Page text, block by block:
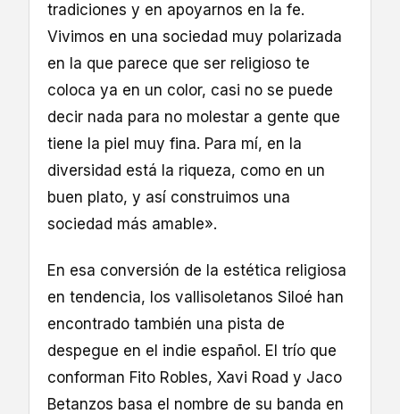
tradiciones y en apoyarnos en la fe.
Vivimos en una sociedad muy polarizada
en la que parece que ser religioso te
coloca ya en un color, casi no se puede
decir nada para no molestar a gente que
tiene la piel muy fina. Para mí, en la
diversidad está la riqueza, como en un
buen plato, y así construimos una
sociedad más amable».
En esa conversión de la estética religiosa
en tendencia, los vallisoletanos Siloé han
encontrado también una pista de
despegue en el indie español. El trío que
conforman Fito Robles, Xavi Road y Jaco
Betanzos basa el nombre de su banda en